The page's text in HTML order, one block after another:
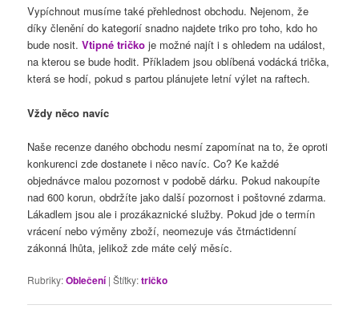
Vypíchnout musíme také přehlednost obchodu. Nejenom, že
díky členění do kategorií snadno najdete triko pro toho, kdo ho
bude nosit.Vtipné tričko je možné najít i s ohledem na událost,
na kterou se bude hodit. Příkladem jsou oblíbená vodácká trička,
která se hodí, pokud s partou plánujete letní výlet na raftech.
Vždy něco navíc
Naše recenze daného obchodu nesmí zapomínat na to, že oproti
konkurenci zde dostanete i něco navíc. Co? Ke každé
objednávce malou pozornost v podobě dárku. Pokud nakoupíte
nad 600 korun, obdržíte jako další pozornost i poštovné zdarma.
Lákadlem jsou ale i prozákaznické služby. Pokud jde o termín
vrácení nebo výměny zboží, neomezuje vás čtrnáctidenní
zákonná lhůta, jelikož zde máte celý měsíc.
Rubriky:Oblečení |Štítky:tričko